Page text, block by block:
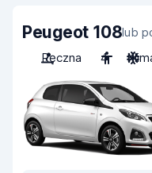
Peugeot 108lub
Ręczna
4